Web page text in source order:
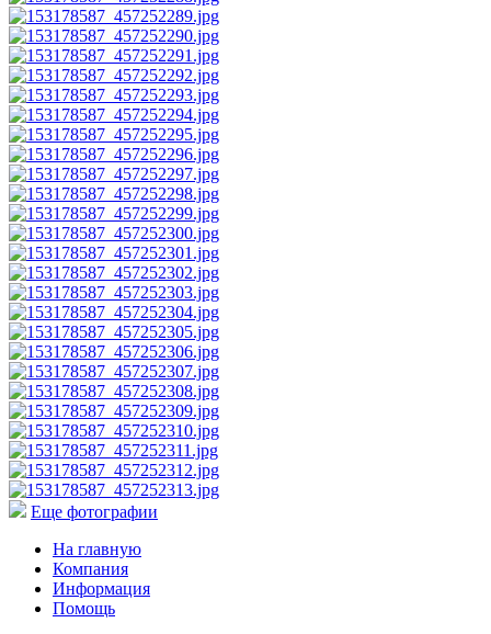
Еще фотографии
На главную
Компания
Информация
Помощь